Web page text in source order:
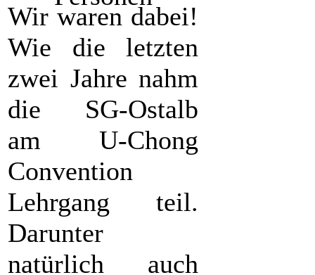
Wir waren dabei!
Wie die letzten
zwei Jahre nahm
die SG-Ostalb
am U-Chong
Convention
Lehrgang teil.
Darunter
natürlich auch